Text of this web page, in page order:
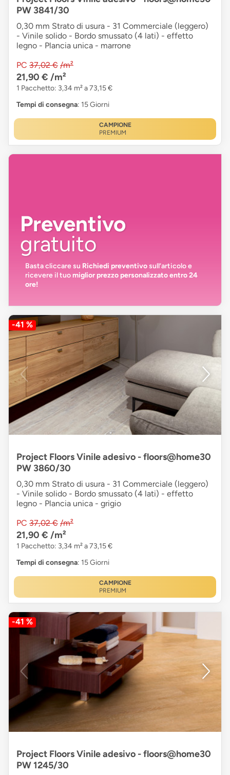
PW 3841/30
0,30 mm Strato di usura - 31 Commerciale (leggero)
- Vinile solido - Bordo smussato (4 lati) - effetto
legno - Plancia unica - marrone
PC 37,02 € /m²
21,90 € /m²
1 Pacchetto: 3,34 m² a 73,15 €
Tempi di consegna: 15 Giorni
CAMPIONE
PREMIUM
Preventivo
gratuito
Basta cliccare su Richiedi preventivosull’articolo e
ricevere il tuomiglior prezzo personalizzato entro 24
ore!
-41 %
Project Floors Vinile adesivo - floors@home30
PW 3860/30
0,30 mm Strato di usura - 31 Commerciale (leggero)
- Vinile solido - Bordo smussato (4 lati) - effetto
legno - Plancia unica - grigio
PC 37,02 € /m²
21,90 € /m²
1 Pacchetto: 3,34 m² a 73,15 €
Tempi di consegna: 15 Giorni
CAMPIONE
PREMIUM
-41 %
Project Floors Vinile adesivo - floors@home30
PW 1245/30